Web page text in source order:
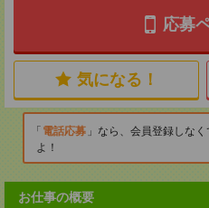
応募
気になる！
電話応募
なら、会員登録しな
よ！
お仕事の概要